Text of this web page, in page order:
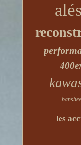
banshee
les